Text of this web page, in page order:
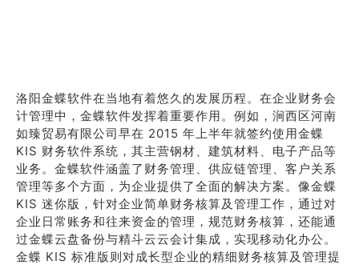
洛阳金蝶软件在当地有着悠久的发展历程。在企业财务会
计管理中，金蝶软件发挥着重要作用。例如，涧西区河南
如臻贸易有限公司早在 2015 年上半年就签约使用金蝶
KIS 财务软件系统，其主营钢材、建筑材料、电子产品等
业务。金蝶软件涵盖了财务管理、供应链管理、客户关系
管理等多个方面，为企业提供了全面的解决方案。像金蝶
KIS 迷你版，针对企业简单财务核算及管理工作，通过对
企业日常账务和往来资金的管理，规范财务核算，还能通
过金蝶云盘备份与精斗云云会计集成，实现移动化办公。
金蝶 KIS 标准版则对成长型企业的精细财务核算及管理提